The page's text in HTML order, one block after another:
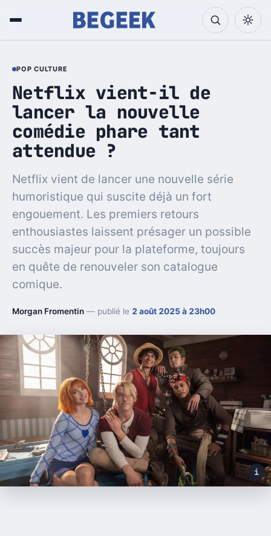
POP CULTURE
Netflix vient-il de
lancer la nouvelle
comédie phare tant
attendue ?
Netflix vient de lancer une nouvelle série
humoristique qui suscite déjà un fort
engouement. Les premiers retours
enthousiastes laissent présager un possible
succès majeur pour la plateforme, toujours
en quête de renouveler son catalogue
comique.
Morgan Fromentin — publié le 2 août 2025 à 23h00
i